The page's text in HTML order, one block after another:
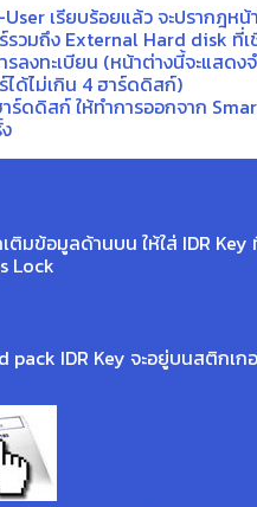
User เรียบร้อยแล้ว จะปรากฎ
รวมถึง External Hard disk ที่
ลงทะเบียน (หน้าต่างนี้จะแสด
ด้ไม่เกิน 4 ฮาร์ดดิสก์)
ดดิสก์ ให้ทำการออกจาก
ติมข้อมูลด้านบน ให้ใส่ IDR Key
Lock
pack IDR Key จะอยู่บนสติกเก